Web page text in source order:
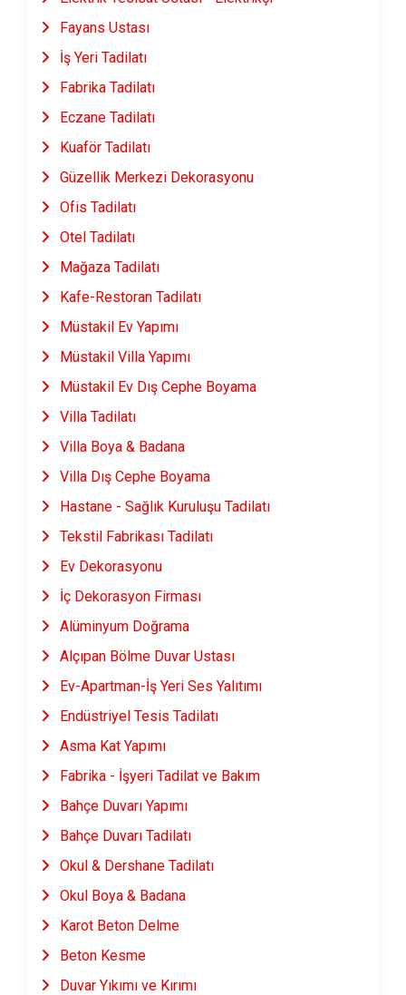
Fayans Ustası
İş Yeri Tadilatı
Fabrika Tadilatı
Eczane Tadilatı
Kuaför Tadilatı
Güzellik Merkezi Dekorasyonu
Ofis Tadilatı
Otel Tadilatı
Mağaza Tadilatı
Kafe-Restoran Tadilatı
Müstakil Ev Yapımı
Müstakil Villa Yapımı
Müstakil Ev Dış Cephe Boyama
Villa Tadilatı
Villa Boya & Badana
Villa Dış Cephe Boyama
Hastane - Sağlık Kuruluşu Tadilatı
Tekstil Fabrikası Tadilatı
Ev Dekorasyonu
İç Dekorasyon Firması
Alüminyum Doğrama
Alçıpan Bölme Duvar Ustası
Ev-Apartman-İş Yeri Ses Yalıtımı
Endüstriyel Tesis Tadilatı
Asma Kat Yapımı
Fabrika - İşyeri Tadilat ve Bakım
Bahçe Duvarı Yapımı
Bahçe Duvarı Tadilatı
Okul & Dershane Tadilatı
Okul Boya & Badana
Karot Beton Delme
Beton Kesme
Duvar Yıkımı ve Kırımı